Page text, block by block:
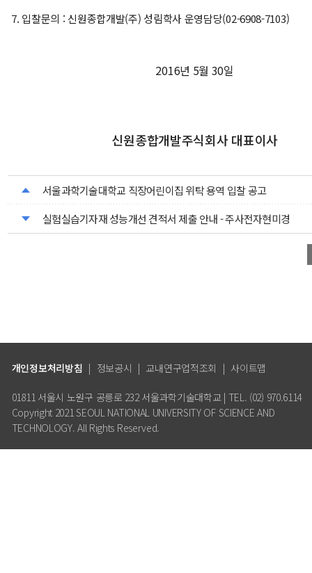
7. 입찰문의 : 신원종합개발(주) 성림학사 운영담당(02-6908-7103)
2016년 5월 30일
신원종합개발주식회사 대표이사
서울과학기술대학교 직장어린이집 위탁 용역 입찰 공고
실험실습기자재 성능개선 견적서 제출 안내 - 주사전자현미경
개인정보처리방침 | 정보공시 | 교내연구업적조회 | 사이트맵
01811 서울시 노원구 공릉로 232 서울과학기술대학교 | TEL. (02) 970.6114
Copyright 2021 SEOUL NATIONAL UNIVERSITY OF SCIENCE AND
TECHNOLOGY. All Rights Reserved.